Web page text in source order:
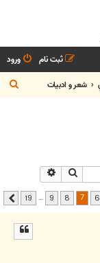
ورود
ثبت نام
شعر و ادبيات
ج
س
جستجو
6
7
8
9
…
19 بعدی